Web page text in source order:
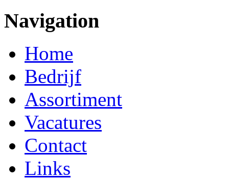
Navigation
Home
Bedrijf
Assortiment
Vacatures
Contact
Links